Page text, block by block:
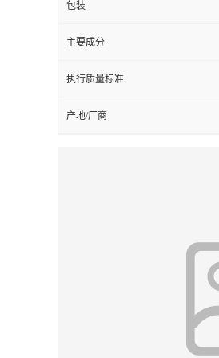
包装
主要成分
执行质量标准
产地/厂商